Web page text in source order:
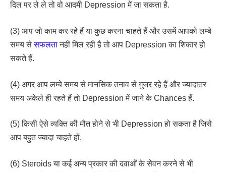
दिल पर ले ले तो वो आदमी Depression में जा सकता है.
(3) आप जो काम कर रहे हैं या कुछ करना चाहते हैं और उसमें आपको लम्बे
समय सेसफलतानहीं मिल रही है तो आप Depression का शिकार हो
सकते हैं.
(4) अगर आप लम्बे समय से मानसिक तनाव से गुजर रहे हैं और ज्यादातर
समय अकेले ही रहते हैं तो Depression में जाने के Chances हैं.
(5) किसी ऐसे व्यक्ति की मौत होने से भी Depression हो सकता है जिसे
आप बहुत ज्यादा चाहते हों.
(6) Steroids या कई अन्य प्रकार की दवाओं के सेवन करने से भी